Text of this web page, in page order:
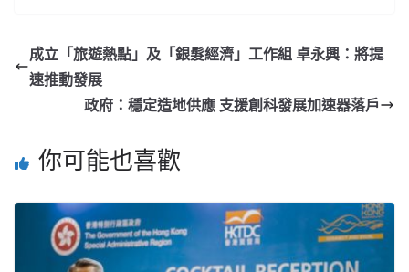
成立「旅遊熱點」及「銀髮經濟」工作組 卓永興：將提
速推動發展
政府：穩定造地供應 支援創科發展加速器落戶
你可能也喜歡